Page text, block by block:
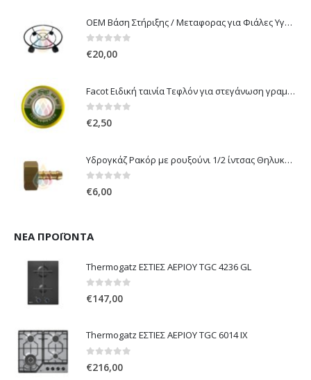
OEM Βάση Στήριξης / Μεταφορας για Φιάλες Υγραερίου 10 kg & 13 kg με ροδάκια
0out of 5
€20,00
Facot Ειδική ταινία Τεφλόν για στεγάνωση γραμμών αερίου 12m
0out of 5
€2,50
Υδρογκάζ Ρακόρ με ρουξούνι 1/2 ίντσας Θηλυκό Δεξιόστροφο για σύνδεση συσκευών με λάστιχο υγραερίου 8mm
0out of 5
€6,00
ΝΈΑ ΠΡΟΪΌΝΤΑ
Thermogatz ΕΣΤΙΕΣ ΑΕΡΙΟΥ TGC 4236 GL
0out of 5
€147,00
Thermogatz ΕΣΤΙΕΣ ΑΕΡΙΟΥ TGC 6014 IX
0out of 5
€216,00